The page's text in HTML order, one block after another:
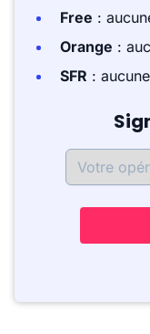
Free :
Orange :
SFR :